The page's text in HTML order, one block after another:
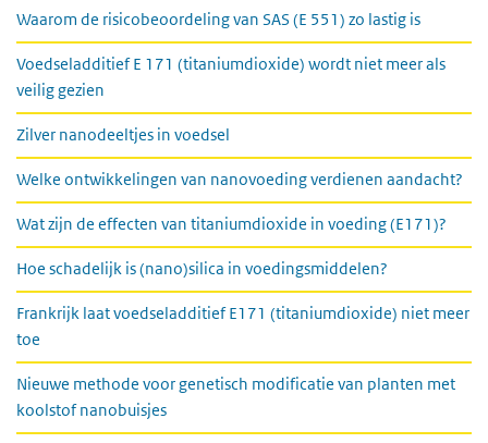
Waarom de risicobeoordeling van SAS (E 551) zo lastig is
Voedseladditief E 171 (titaniumdioxide) wordt niet meer als
veilig gezien
Zilver nanodeeltjes in voedsel
Welke ontwikkelingen van nanovoeding verdienen aandacht?
Wat zijn de effecten van titaniumdioxide in voeding (E171)?
Hoe schadelijk is (nano)silica in voedingsmiddelen?
Frankrijk laat voedseladditief E171 (titaniumdioxide) niet meer
toe
Nieuwe methode voor genetisch modificatie van planten met
koolstof nanobuisjes